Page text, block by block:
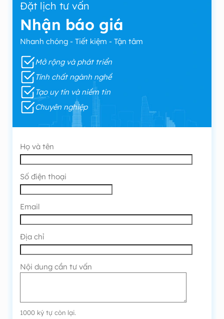
Đặt lịch tư vấn
Nhận báo giá
Nhanh chóng - Tiết kiệm - Tận tâm
Mở rộng và phát triển
Tính chất ngành nghề
Tạo uy tín và niềm tin
Chuyên nghiệp
Họ và tên
Số điện thoại
Email
Địa chỉ
Nội dung cần tư vấn
1000 ký tự còn lại.